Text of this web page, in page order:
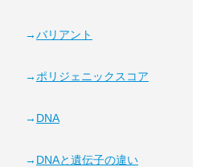
バリアント
ポリジェニックスコア
DNA
DNAと遺伝子の違い